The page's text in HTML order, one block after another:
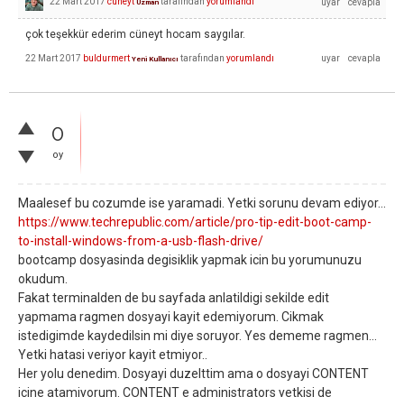
Uzman
çok teşekkür ederim cüneyt hocam saygılar.
22 Mart 2017 buldurmert Yeni Kullanıcı tarafından yorumlandı
0
oy
Maalesef bu cozumde ise yaramadi. Yetki sorunu devam ediyor...
https://www.techrepublic.com/article/pro-tip-edit-boot-camp-
to-install-windows-from-a-usb-flash-drive/
bootcamp dosyasinda degisiklik yapmak icin bu yorumunuzu
okudum.
Fakat terminalden de bu sayfada anlatildigi sekilde edit
yapmama ragmen dosyayi kayit edemiyorum. Cikmak
istedigimde kaydedilsin mi diye soruyor. Yes dememe ragmen...
Yetki hatasi veriyor kayit etmiyor..
Her yolu denedim. Dosyayi duzelttim ama o dosyayi CONTENT
icine atamiyorum. CONTENT e administrators yetkisi de